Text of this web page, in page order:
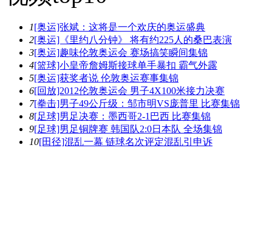
1[奥运]张斌：这将是一个欢庆的奥运盛典
2[奥运]《里约八分钟》 将有约225人的桑巴表演
3[奥运]趣味伦敦奥运会 赛场搞笑瞬间集锦
4[篮球]小皇帝詹姆斯接球单手暴扣 霸气外露
5[奥运]获奖者说 伦敦奥运赛事集锦
6[回放]2012伦敦奥运会 男子4X100米接力决赛
7[拳击]男子49公斤级：邹市明VS庞普里 比赛集锦
8[足球]男足决赛：墨西哥2-1巴西 比赛集锦
9[足球]男足铜牌赛 韩国队2:0日本队 全场集锦
10[田径]混乱一幕 链球名次评定混乱引申诉